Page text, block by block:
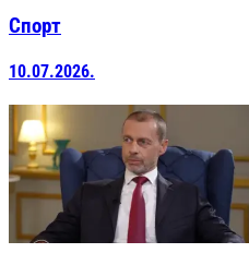
Спорт
10.07.2026.